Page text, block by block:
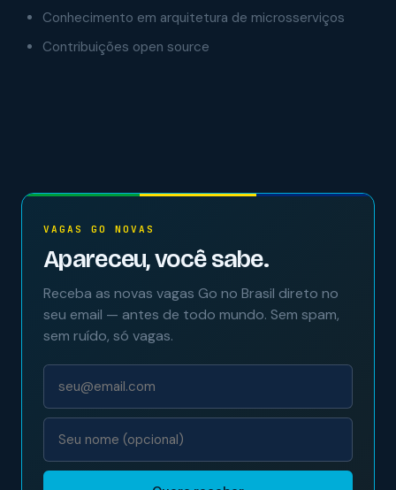
Conhecimento em arquitetura de microsserviços
Contribuições open source
VAGAS GO NOVAS
Apareceu, você sabe.
Receba as novas vagas Go no Brasil direto no
seu email — antes de todo mundo. Sem spam,
sem ruído, só vagas.